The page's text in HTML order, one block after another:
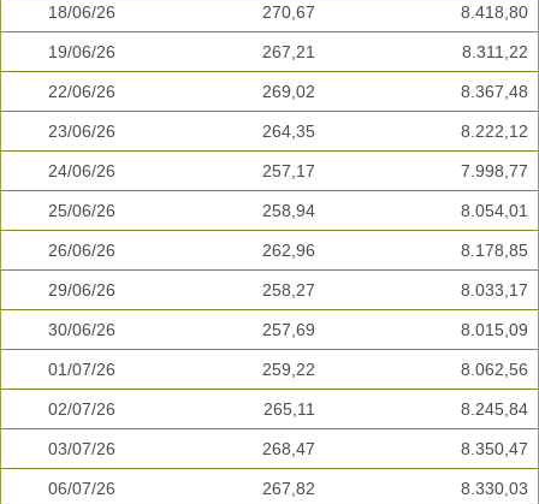
18/06/26 270,67 8.418,80
19/06/26 267,21 8.311,22
22/06/26 269,02 8.367,48
23/06/26 264,35 8.222,12
24/06/26 257,17 7.998,77
25/06/26 258,94 8.054,01
26/06/26 262,96 8.178,85
29/06/26 258,27 8.033,17
30/06/26 257,69 8.015,09
01/07/26 259,22 8.062,56
02/07/26 265,11 8.245,84
03/07/26 268,47 8.350,47
06/07/26 267,82 8.330,03